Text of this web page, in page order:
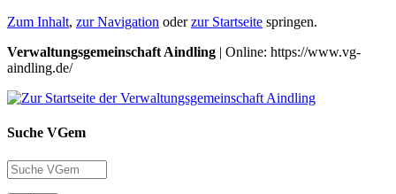
Zum Inhalt, zur Navigation oderzur Startseite springen.
Verwaltungsgemeinschaft Aindling | Online: https://www.vg-
aindling.de/
Suche VGem